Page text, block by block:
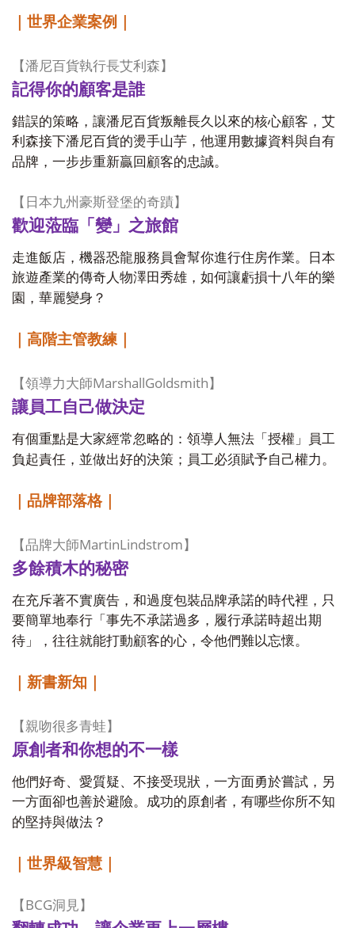
｜世界企業案例｜
【潘尼百貨執行長艾利森】
記得你的顧客是誰
錯誤的策略，讓潘尼百貨叛離長久以來的核心顧客，艾
利森接下潘尼百貨的燙手山芋，他運用數據資料與自有
品牌，一步步重新贏回顧客的忠誠。
【日本九州豪斯登堡的奇蹟】
歡迎蒞臨「變」之旅館
走進飯店，機器恐龍服務員會幫你進行住房作業。日本
旅遊產業的傳奇人物澤田秀雄，如何讓虧損十八年的樂
園，華麗變身？
｜高階主管教練｜
【領導力大師MarshallGoldsmith 】
讓員工自己做決定
有個重點是大家經常忽略的：領導人無法「授權」員工
負起責任，並做出好的決策；員工必須賦予自己權力。
｜品牌部落格｜
【品牌大師MartinLindstrom 】
多餘積木的秘密
在充斥著不實廣告，和過度包裝品牌承諾的時代裡，只
要簡單地奉行「事先不承諾過多，履行承諾時超出期
待」，往往就能打動顧客的心，令他們難以忘懷。
｜新書新知｜
【親吻很多青蛙】
原創者和你想的不一樣
他們好奇、愛質疑、不接受現狀，一方面勇於嘗試，另
一方面卻也善於避險。成功的原創者，有哪些你所不知
的堅持與做法？
｜世界級智慧｜
【 BCG洞見】